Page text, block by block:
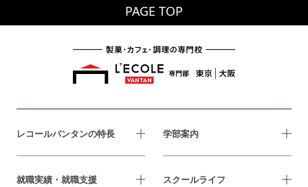
PAGE TOP
レコールバンタンの特長 学部案内
就職実績・就職支援 スクールライフ